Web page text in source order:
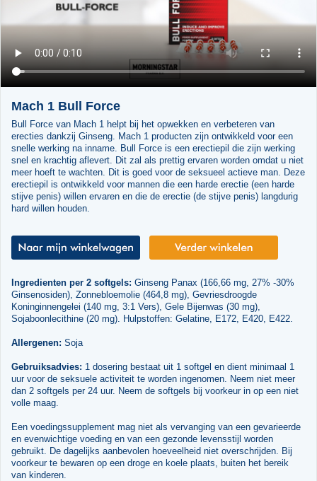
Mach 1 Bull Force
Bull Force van Mach 1 helpt bij het opwekken en verbeteren van
erecties dankzij Ginseng. Mach 1 producten zijn ontwikkeld voor een
snelle werking na inname. Bull Force is een erectiepil die zijn werking
snel en krachtig aflevert. Dit zal als prettig ervaren worden omdat u niet
meer hoeft te wachten. Dit is goed voor de seksueel actieve man. Deze
erectiepil is ontwikkeld voor mannen die een harde erectie (een harde
stijve penis) willen ervaren en die de erectie (de stijve penis) langdurig
hard willen houden.
Ingredienten per 2 softgels: Ginseng Panax (166,66 mg, 27% -30%
Ginsenosiden), Zonnebloemolie (464,8 mg), Gevriesdroogde
Koninginnengelei (140 mg, 3:1 Vers), Gele Bijenwas (30 mg),
Sojaboonlecithine (20 mg). Hulpstoffen: Gelatine, E172, E420, E422.
Allergenen: Soja
Gebruiksadvies: 1 dosering bestaat uit 1 softgel en dient minimaal 1
uur voor de seksuele activiteit te worden ingenomen. Neem niet meer
dan 2 softgels per 24 uur. Neem de softgels bij voorkeur in op een niet
volle maag.
Een voedingssupplement mag niet als vervanging van een gevarieerde
en evenwichtige voeding en van een gezonde levensstijl worden
gebruikt. De dagelijks aanbevolen hoeveelheid niet overschrijden. Bij
voorkeur te bewaren op een droge en koele plaats, buiten het bereik
van kinderen.